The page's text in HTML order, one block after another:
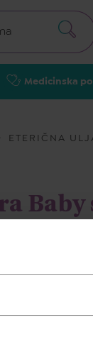
Medicinska
ETERIČNA
Baby